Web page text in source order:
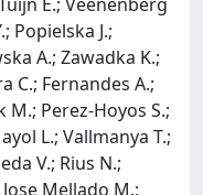
Popielska J.;
A.; Zawadka K.;
C.; Fernandes A.;
M.; Perez-Hoyos S.;
L.; Vallmanya T.;
V.; Rius N.;
Mellado M.;